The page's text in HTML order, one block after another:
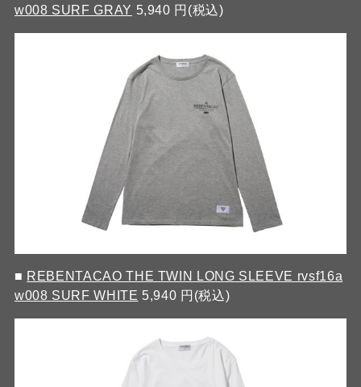
w008 SURF GRAY 5,940 円(税込)
■ REBENTACAO THE TWIN LONG SLEEVE rvsf16a
w008 SURF WHITE 5,940 円(税込)